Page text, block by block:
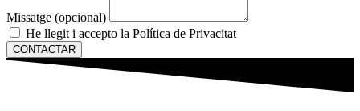
Missatge (opcional)
He llegit i accepto la Política de Privacitat
CONTACTAR